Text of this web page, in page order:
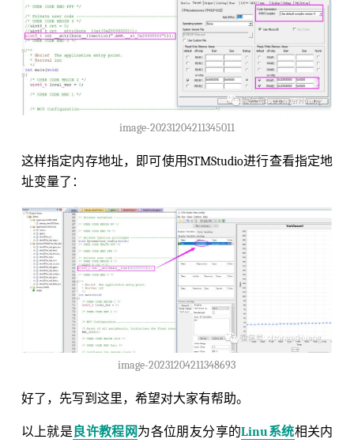
image-20231204211345011
这样指定内存地址，即可使用STMStudio进行查看指定地
址变量了：
image-20231204211348693
好了，先写到这里，希望对大家有帮助。
以上就是良许教程网为各位朋友分享的Linu系统相关内